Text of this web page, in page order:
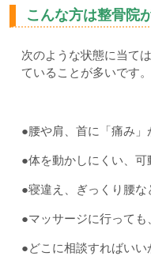
こんな方は整骨院
次のような状態に当て
ていることが多いです。
●腰や肩、首に「痛み」
●体を動かしにくい、
●寝違え、ぎっくり腰な
●マッサージに行っても
●どこに相談すればい